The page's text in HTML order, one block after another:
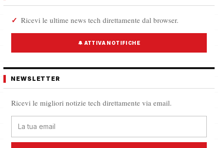
Ricevi le ultime news tech direttamente dal browser.
🔔 ATTIVA NOTIFICHE
NEWSLETTER
Ricevi le migliori notizie tech direttamente via email.